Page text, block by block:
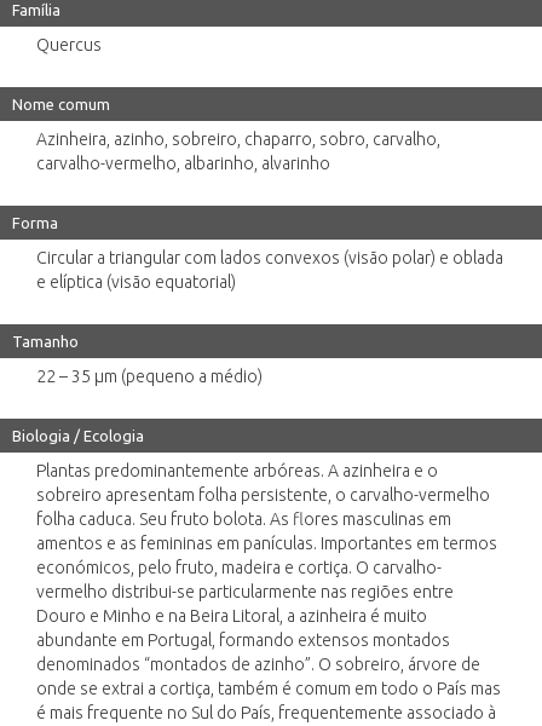
Família
Quercus
Nome comum
Azinheira, azinho, sobreiro, chaparro, sobro, carvalho,
carvalho-vermelho, albarinho, alvarinho
Forma
Circular a triangular com lados convexos (visão polar) e oblada
e elíptica (visão equatorial)
Tamanho
22 – 35 µm (pequeno a médio)
Biologia / Ecologia
Plantas predominantemente arbóreas. A azinheira e o
sobreiro apresentam folha persistente, o carvalho-vermelho
folha caduca. Seu fruto bolota. As flores masculinas em
amentos e as femininas em panículas. Importantes em termos
económicos, pelo fruto, madeira e cortiça. O carvalho-
vermelho distribui-se particularmente nas regiões entre
Douro e Minho e na Beira Litoral, a azinheira é muito
abundante em Portugal, formando extensos montados
denominados “montados de azinho”. O sobreiro, árvore de
onde se extrai a cortiça, também é comum em todo o País mas
é mais frequente no Sul do País, frequentemente associado à